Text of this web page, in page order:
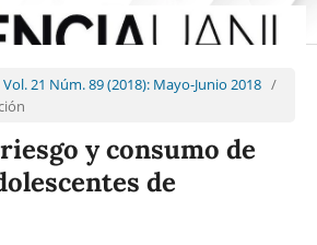
Vol. 21 Núm. 89 (2018): Mayo-Junio 2018 /
y consumo de
de